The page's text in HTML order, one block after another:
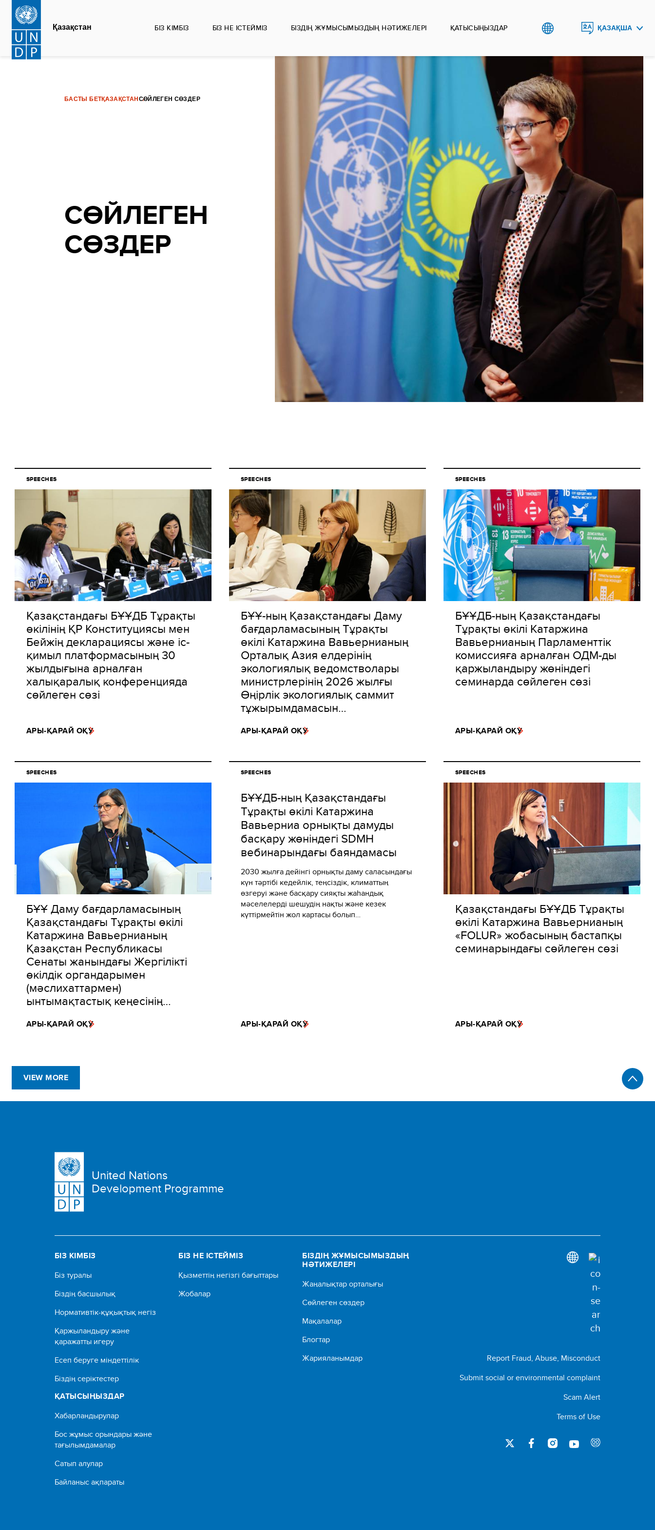
Skip
main
content
Қазақстан БІЗ КІМБІЗ БІЗ НЕ ІСТЕЙМІЗ БІЗДІҢ ЖҰМЫСЫМЫЗДЫҢ НӘТИЖЕЛЕРІ ҚАТЫСЫҢЫЗДАР ҚАЗАҚША
БАСТЫ БЕТҚАЗАҚСТАН СӨЙЛЕГЕН СӨЗДЕР
СӨЙЛЕГЕН
СӨЗДЕР
SPEECHES
Қазақстандағы БҰҰДБ Тұрақты
өкілінің ҚР Конституциясы мен
Бейжің декларациясы және іс-
қимыл платформасының 30
жылдығына арналған
халықаралық конференцияда
сөйлеген сөзі
АРЫ-ҚАРАЙ ОҚУ
SPEECHES
БҰҰ-ның Қазақстандағы Даму
бағдарламасының Тұрақты
өкілі Катаржина Вавьернианың
Орталық Азия елдерінің
экологиялық ведомстволары
министрлерінің 2026 жылғы
Өңірлік экологиялық саммит
тұжырымдамасын…
АРЫ-ҚАРАЙ ОҚУ
SPEECHES
БҰҰДБ-ның Қазақстандағы
Тұрақты өкілі Катаржина
Вавьернианың Парламенттік
комиссияға арналған ОДМ-ды
қаржыландыру жөніндегі
семинарда сөйлеген сөзі
АРЫ-ҚАРАЙ ОҚУ
SPEECHES
БҰҰ Даму бағдарламасының
Қазақстандағы Тұрақты өкілі
Катаржина Вавьернианың
Қазақстан Республикасы
Сенаты жанындағы Жергілікті
өкілдік органдарымен
(мәслихаттармен)
ынтымақтастық кеңесінің…
АРЫ-ҚАРАЙ ОҚУ
SPEECHES
БҰҰДБ-ның Қазақстандағы
Тұрақты өкілі Катаржина
Вавьерниа орнықты дамуды
басқару жөніндегі SDMH
вебинарындағы баяндамасы
2030 жылға дейінгі орнықты даму саласындағы
күн тәртібі кедейлік, теңсіздік, климаттың
өзгеруі және басқару сияқты жаһандық
мәселелерді шешудің нақты және кезек
күттірмейтін жол картасы болып…
АРЫ-ҚАРАЙ ОҚУ
SPEECHES
Қазақстандағы БҰҰДБ Тұрақты
өкілі Катаржина Вавьернианың
«FOLUR» жобасының бастапқы
семинарындағы cөйлеген сөзі
АРЫ-ҚАРАЙ ОҚУ
VIEW MORE
United Nations
Development Programme
БІЗ КІМБІЗ
Біз туралы
Біздің басшылық
Нормативтік-құқықтық негіз
Қаржыландыру және
қаражатты игеру
Есеп беруге міндеттілік
Біздің серіктестер
БІЗ НЕ ІСТЕЙМІЗ
Қызметтің негізгі бағыттары
Жобалар
БІЗДІҢ ЖҰМЫСЫМЫЗДЫҢ
НӘТИЖЕЛЕРІ
Жаңалықтар орталығы
Сөйлеген сөздер
Мақалалар
Блогтар
Жарияланымдар
ҚАТЫСЫҢЫЗДАР
Хабарландырулар
Бос жұмыс орындары және
тағылымдамалар
Сатып алулар
Байланыс ақпараты
Report Fraud, Abuse, Misconduct
Submit social or environmental complaint
Scam Alert
Terms of Use